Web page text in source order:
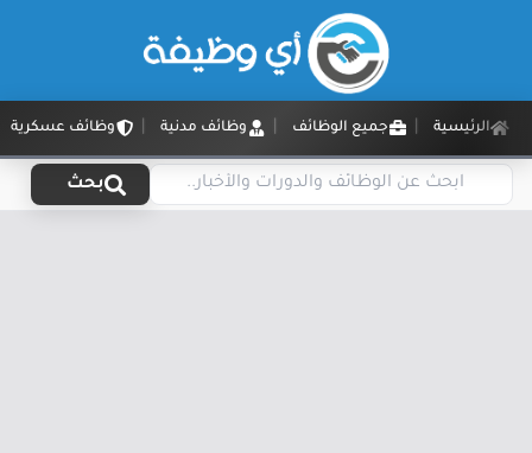
الرئيسية جميع الوظائف وظائف مدنية وظائف عسكرية
بحث